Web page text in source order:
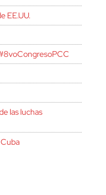
EE.UU.
las luchas